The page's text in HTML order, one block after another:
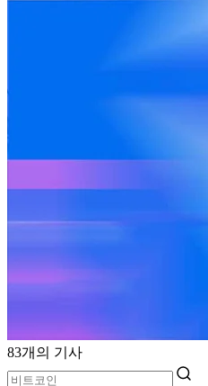
83개의 기사